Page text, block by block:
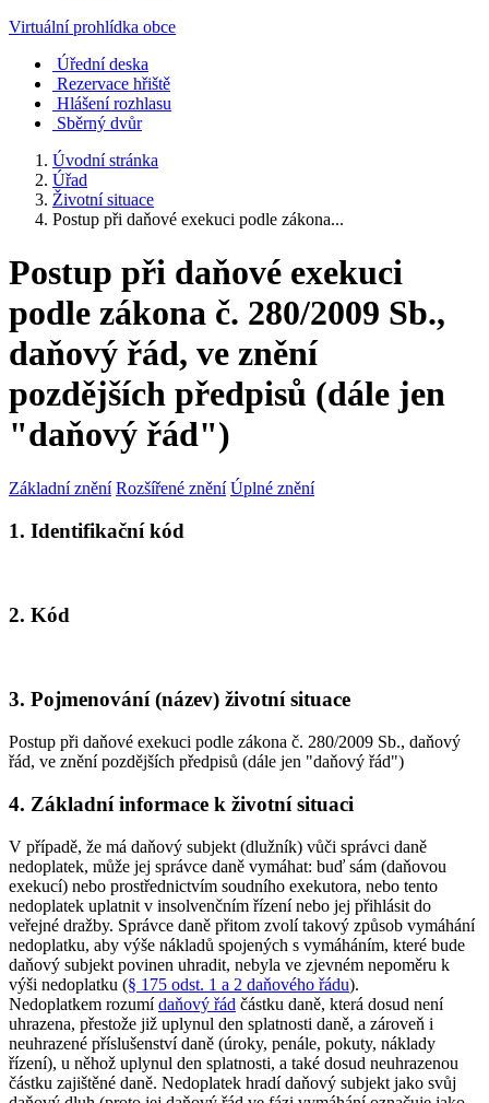
Virtuální prohlídka obce
Úřední deska
Rezervace hřiště
Hlášení rozhlasu
Sběrný dvůr
Úvodní stránka
Úřad
Životní situace
Postup při daňové exekuci podle zákona...
Postup při daňové exekuci
podle zákona č. 280/2009 Sb.,
daňový řád, ve znění
pozdějších předpisů (dále jen
"daňový řád")
Základní znění Rozšířené znění Úplné znění
1. Identifikační kód
2. Kód
3. Pojmenování (název) životní situace
Postup při daňové exekuci podle zákona č. 280/2009 Sb., daňový
řád, ve znění pozdějších předpisů (dále jen "daňový řád")
4. Základní informace k životní situaci
V případě, že má daňový subjekt (dlužník) vůči správci daně
nedoplatek, může jej správce daně vymáhat: buď sám (daňovou
exekucí) nebo prostřednictvím soudního exekutora, nebo tento
nedoplatek uplatnit v insolvenčním řízení nebo jej přihlásit do
veřejné dražby. Správce daně přitom zvolí takový způsob vymáhání
nedoplatku, aby výše nákladů spojených s vymáháním, které bude
daňový subjekt povinen uhradit, nebyla ve zjevném nepoměru k
výši nedoplatku (§ 175 odst. 1 a 2 daňového řádu).
Nedoplatkem rozumídaňový řád částku daně, která dosud není
uhrazena, přestože již uplynul den splatnosti daně, a zároveň i
neuhrazené příslušenství daně (úroky, penále, pokuty, náklady
řízení), u něhož uplynul den splatnosti, a také dosud neuhrazenou
částku zajištěné daně. Nedoplatek hradí daňový subjekt jako svůj